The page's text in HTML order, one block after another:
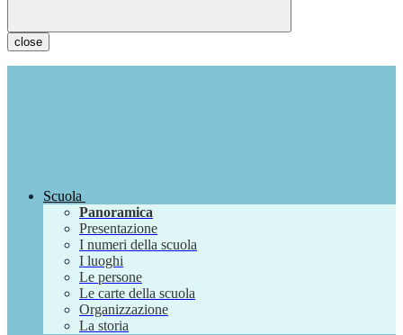
close
Scuola
Panoramica
Presentazione
I numeri della scuola
I luoghi
Le persone
Le carte della scuola
Organizzazione
La storia